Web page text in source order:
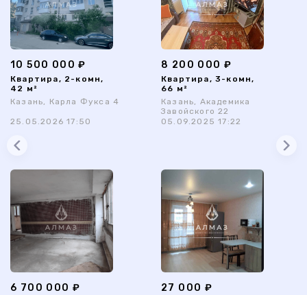
10 500 000 ₽
Квартира, 2-комн,
42 м²
Казань, Карла Фукса 4
25.05.2026 17:50
8 200 000 ₽
Квартира, 3-комн,
66 м²
Казань, Академика
Завойского 22
05.09.2025 17:22
6 700 000 ₽ 27 000 ₽